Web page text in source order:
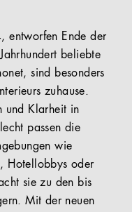
entworfen Ende der
beliebte
sind besonders
zuhause.
und Klarheit in
passen die
wie
Hotellobbys oder
sie zu den bis
Mit der neuen